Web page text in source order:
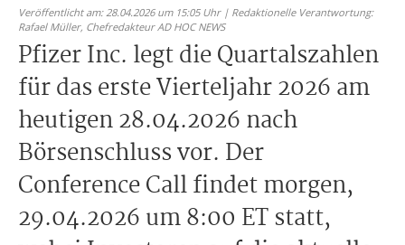
Veröffentlicht am: 28.04.2026 um 15:05 Uhr | Redaktionelle Verantwortung:
Rafael Müller, Chefredakteur AD HOC NEWS
Pfizer Inc. legt die Quartalszahlen
für das erste Vierteljahr 2026 am
heutigen 28.04.2026 nach
Börsenschluss vor. Der
Conference Call findet morgen,
29.04.2026 um 8:00 ET statt,